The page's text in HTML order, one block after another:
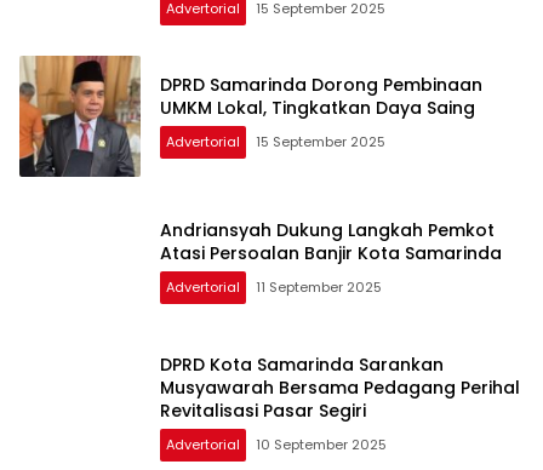
Advertorial 15 September 2025
DPRD Samarinda Dorong Pembinaan
UMKM Lokal, Tingkatkan Daya Saing
Advertorial 15 September 2025
Andriansyah Dukung Langkah Pemkot
Atasi Persoalan Banjir Kota Samarinda
Advertorial 11 September 2025
DPRD Kota Samarinda Sarankan
Musyawarah Bersama Pedagang Perihal
Revitalisasi Pasar Segiri
Advertorial 10 September 2025